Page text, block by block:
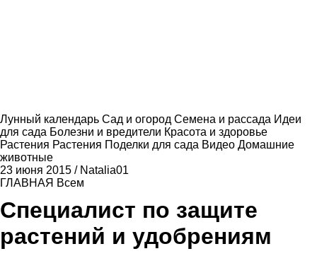
Лунный календарь Сад и огород Семена и рассада Идеи
для сада Болезни и вредители Красота и здоровье
Растения Растения Поделки для сада Видео Домашние
животные
23 июня 2015 / Natalia01
ГЛАВНАЯ Всем
Специалист по защите
растений и удобрениям